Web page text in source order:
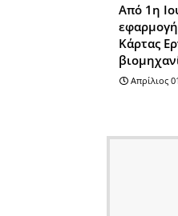
Από 1η
Κάρτας
Απρίλιος